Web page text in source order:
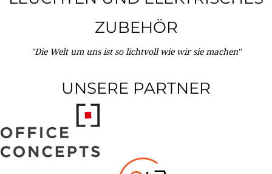
ZUBEHÖR
"Die Welt um uns ist so lichtvoll wie wir sie machen"
UNSERE PARTNER